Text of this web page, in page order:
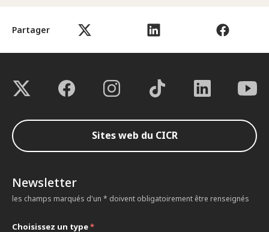
Partager
Sites web du CICR
Newsletter
les champs marqués d'un * doivent obligatoirement être renseignés
Choisissez un type*